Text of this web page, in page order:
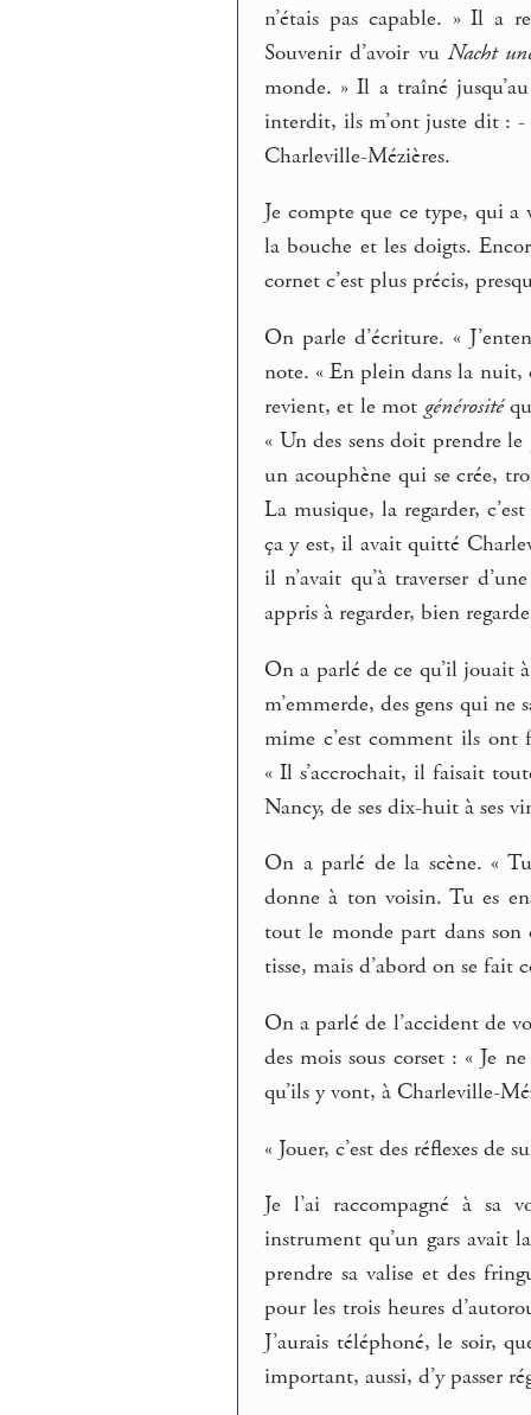
n’étais pas capable. » Il a
Souvenir d’avoir vu Nacht
monde. » Il a traîné
interdit, ils m’ont juste dit : -
Charleville-Mézières.
Je compte que ce type, qui
la bouche et les doigts.
cornet c’est plus précis,
On parle d’écriture. «
note. « En plein dans la nuit,
revient, et le mot générosité
« Un des sens doit prendre
un acouphène qui se crée,
La musique, la regarder,
ça y est, il avait quitté
il n’avait qu’à traverser
appris à regarder, bien
On a parlé de ce qu’il
m’emmerde, des gens qui
mime c’est comment ils ont
« Il s’accrochait, il faisait
Nancy, de ses dix-huit à ses
On a parlé de la scène. «
donne à ton voisin. Tu es
tout le monde part dans son
tisse, mais d’abord on se fait
On a parlé de l’accident de
des mois sous corset : « Je
qu’ils y vont, à Charleville-
« Jouer, c’est des réflexes de
Je l’ai raccompagné à sa
instrument qu’un gars avait
prendre sa valise et des
pour les trois heures
J’aurais téléphoné, le soir,
important, aussi, d’y passer